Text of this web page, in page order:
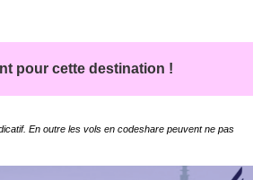
pour cette destination !
En outre les vols en codeshare peuvent ne pas